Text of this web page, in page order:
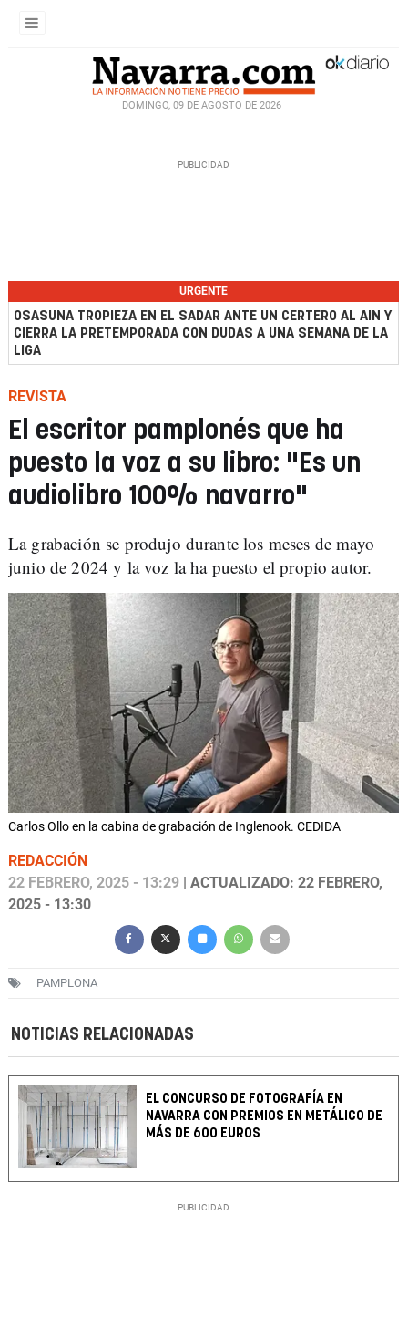
DOMINGO, 09 DE AGOSTO DE 2026
URGENTE
OSASUNA TROPIEZA EN EL SADAR ANTE UN CERTERO AL AIN Y
CIERRA LA PRETEMPORADA CON DUDAS A UNA SEMANA DE LA
LIGA
REVISTA
El escritor pamplonés que ha
puesto la voz a su libro: "Es un
audiolibro 100% navarro"
La grabación se produjo durante los meses de mayo
junio de 2024 y la voz la ha puesto el propio autor.
Carlos Ollo en la cabina de grabación de Inglenook. CEDIDA
REDACCIÓN
22 FEBRERO, 2025 - 13:29 | ACTUALIZADO: 22 FEBRERO,
2025 - 13:30
PAMPLONA
NOTICIAS RELACIONADAS
EL CONCURSO DE FOTOGRAFÍA EN
NAVARRA CON PREMIOS EN METÁLICO DE
MÁS DE 600 EUROS